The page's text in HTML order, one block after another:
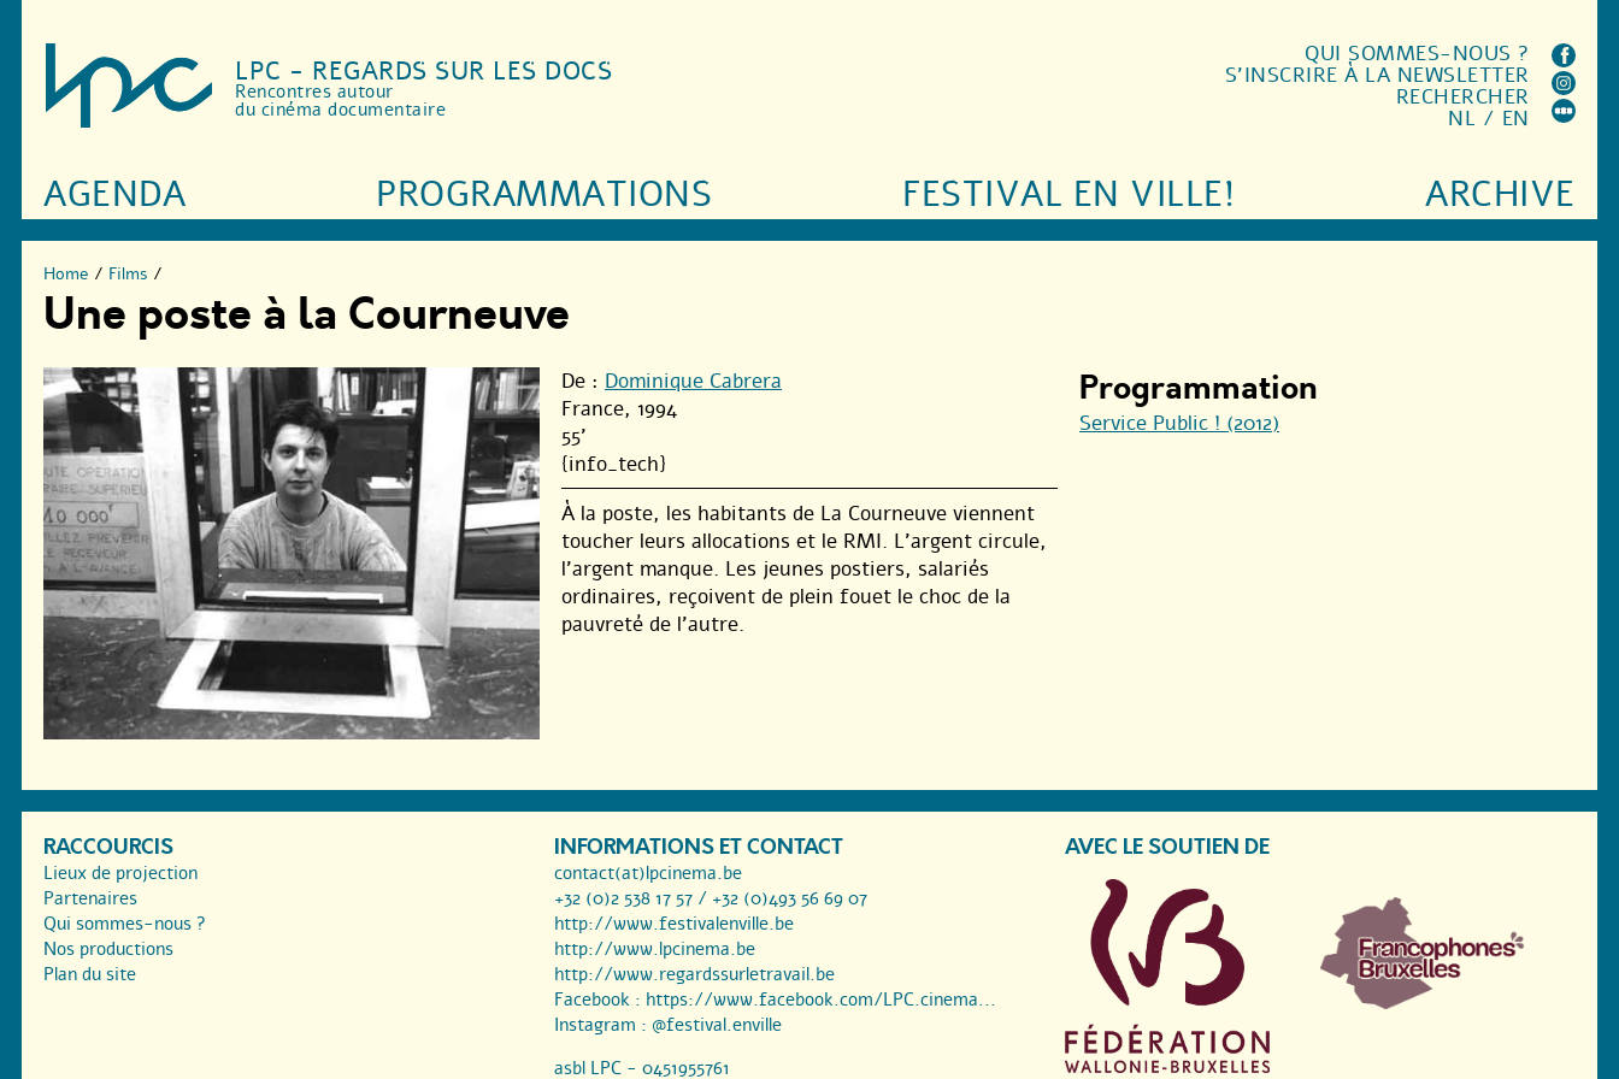
LPC - REGARDS SUR LES DOCS
Rencontres autour
du cinéma documentaire
AGENDA PROGRAMMATIONS FESTIVAL EN VILLE! ARCHIVE
QUI SOMMES-NOUS ?
S'INSCRIRE À LA NEWSLETTER
RECHERCHER
NL / EN
Home / Films /
Une poste à la Courneuve
De : Dominique Cabrera
France, 1994
55'
{info_tech}
À la poste, les habitants de La Courneuve viennent
toucher leurs allocations et le RMI. L’argent circule,
l’argent manque. Les jeunes postiers, salariés
ordinaires, reçoivent de plein fouet le choc de la
pauvreté de l’autre.
Programmation
Service Public ! (2012)
RACCOURCIS
Lieux de projection
Partenaires
Qui sommes-nous ?
Nos productions
Plan du site
INFORMATIONS ET CONTACT
contact(at)lpcinema.be
+32 (0)2 538 17 57 / +32 (0)493 56 69 07
http://www.festivalenville.be
http://www.lpcinema.be
http://www.regardssurletravail.be
Facebook : https://www.facebook.com/LPC.cinema...
Instagram : @festival.enville
asbl LPC - 0451955761
AVEC LE SOUTIEN DE